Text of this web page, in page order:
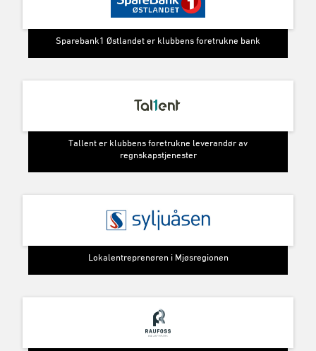
Sparebank1 Østlandet er klubbens foretrukne bank
Tallent er klubbens foretrukne leverandør av
regnskapstjenester
Lokalentreprenøren i Mjøsregionen